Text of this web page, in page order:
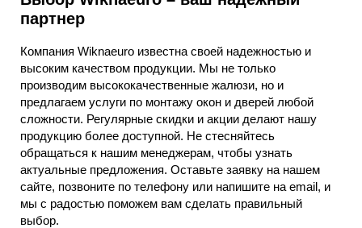
партнер
Компания Wiknaeuro известна своей надежностью и
высоким качеством продукции. Мы не только
производим высококачественные жалюзи, но и
предлагаем услуги по монтажу окон и дверей любой
сложности. Регулярные скидки и акции делают нашу
продукцию более доступной. Не стесняйтесь
обращаться к нашим менеджерам, чтобы узнать
актуальные предложения. Оставьте заявку на нашем
сайте, позвоните по телефону или напишите на email, и
мы с радостью поможем вам сделать правильный
выбор.